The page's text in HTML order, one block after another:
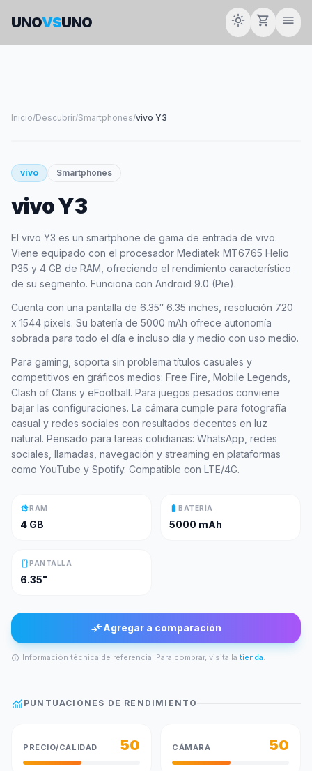
UNOVSUNO light_mode shopping_cart menu
Inicio/Descubrir/Smartphones/vivo Y3
smartphone
VIVO
vivo Smartphones
vivo Y3
El vivo Y3 es un smartphone de gama de entrada de vivo.
Viene equipado con el procesador Mediatek MT6765 Helio
P35 y 4 GB de RAM, ofreciendo el rendimiento característico
de su segmento. Funciona con Android 9.0 (Pie).
Cuenta con una pantalla de 6.35″ 6.35 inches, resolución 720
x 1544 pixels. Su batería de 5000 mAh ofrece autonomía
sobrada para todo el día e incluso día y medio con uso medio.
Para gaming, soporta sin problema títulos casuales y
competitivos en gráficos medios: Free Fire, Mobile Legends,
Clash of Clans y eFootball. Para juegos pesados conviene
bajar las configuraciones. La cámara cumple para fotografía
casual y redes sociales con resultados decentes en luz
natural. Pensado para tareas cotidianas: WhatsApp, redes
sociales, llamadas, navegación y streaming en plataformas
como YouTube y Spotify. Compatible con LTE/4G.
memoryRAM
4 GB
battery_full BATERÍA
5000 mAh
smartphonePANTALLA
6.35"
compare_arrowsAgregar a comparación
info Información técnica de referencia. Para comprar, visita la tienda.
monitoring PUNTUACIONES DE RENDIMIENTO
PRECIO/CALIDAD 50 CÁMARA 50